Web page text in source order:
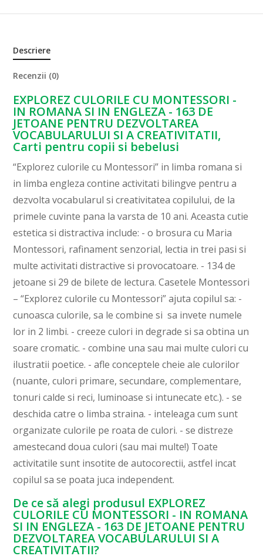
Descriere
Recenzii (0)
EXPLOREZ CULORILE CU MONTESSORI -
IN ROMANA SI IN ENGLEZA - 163 DE
JETOANE PENTRU DEZVOLTAREA
VOCABULARULUI SI A CREATIVITATII,
Carti pentru copii si bebelusi
“Explorez culorile cu Montessori” in limba romana si
in limba engleza contine activitati bilingve pentru a
dezvolta vocabularul si creativitatea copilului, de la
primele cuvinte pana la varsta de 10 ani. Aceasta cutie
estetica si distractiva include: - o brosura cu Maria
Montessori, rafinament senzorial, lectia in trei pasi si
multe activitati distractive si provocatoare. - 134 de
jetoane si 29 de bilete de lectura. Casetele Montessori
– “Explorez culorile cu Montessori” ajuta copilul sa: -
cunoasca culorile, sa le combine si sa invete numele
lor in 2 limbi. - creeze culori in degrade si sa obtina un
soare cromatic. - combine una sau mai multe culori cu
ilustratii poetice. - afle conceptele cheie ale culorilor
(nuante, culori primare, secundare, complementare,
tonuri calde si reci, luminoase si intunecate etc.). - se
deschida catre o limba straina. - inteleaga cum sunt
organizate culorile pe roata de culori. - se distreze
amestecand doua culori (sau mai multe!) Toate
activitatile sunt insotite de autocorectii, astfel incat
copilul sa se poata juca independent.
De ce să alegi produsul EXPLOREZ
CULORILE CU MONTESSORI - IN ROMANA
SI IN ENGLEZA - 163 DE JETOANE PENTRU
DEZVOLTAREA VOCABULARULUI SI A
CREATIVITATII?